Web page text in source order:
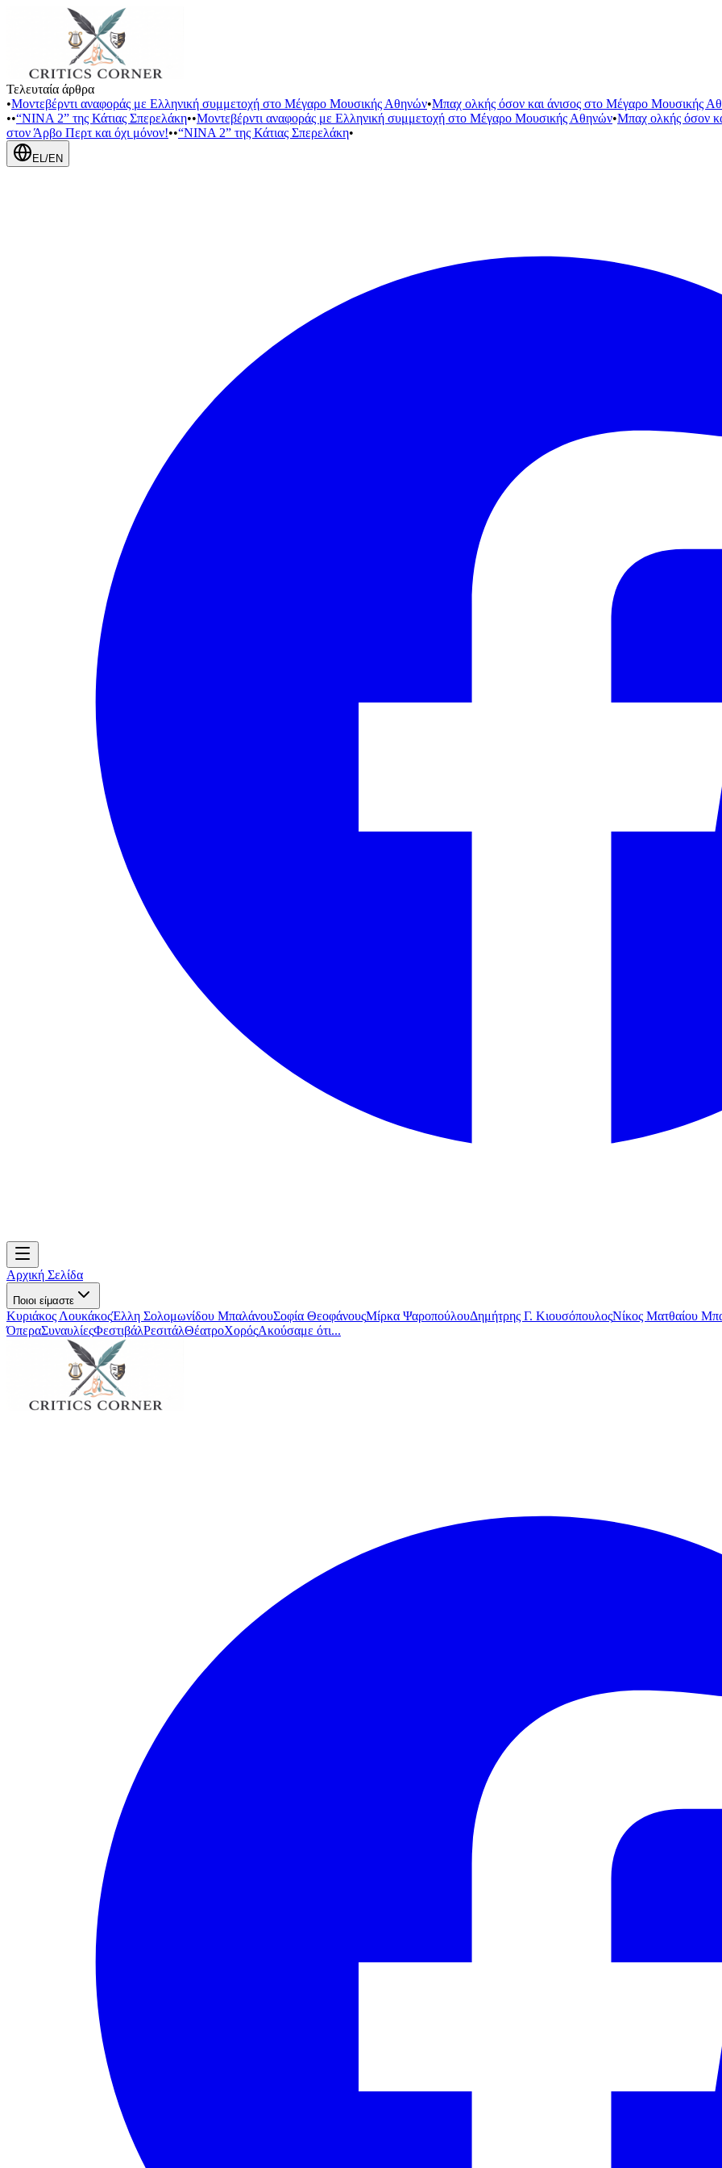
Τελευταία άρθρα
•Μοντεβέρντι αναφοράς με Ελληνική συμμετοχή στο Μέγαρο Μουσικής Αθηνών•Μπαχ ολκής όσον και άνισος στο Μέγαρο Μουσικής
••“NINA 2” της Κάτιας Σπερελάκη••Μοντεβέρντι αναφοράς με Ελληνική συμμετοχή στο Μέγαρο Μουσικής Αθηνών•Μπαχ ολκής όσον
στον Άρβο Περτ και όχι μόνον!••“NINA 2” της Κάτιας Σπερελάκη•
EL/EN
Αρχική Σελίδα
Ποιοι είμαστε
Κυριάκος ΛουκάκοςΈλλη Σολομωνίδου ΜπαλάνουΣοφία ΘεοφάνουςΜίρκα ΨαροπούλουΔημήτρης Γ. ΚιουσόπουλοςΝίκος Ματθαίου
ΌπεραΣυναυλίεςΦεστιβάλΡεσιτάλΘέατροΧορόςΑκούσαμε ότι...